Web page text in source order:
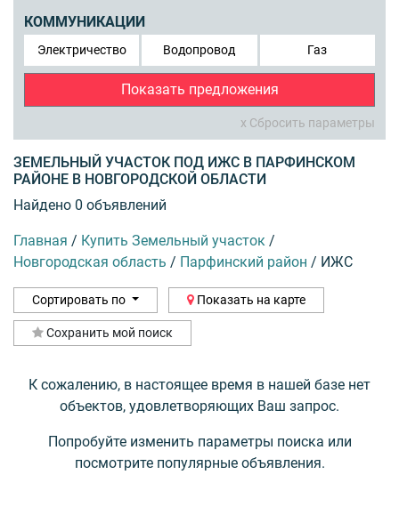
КОММУНИКАЦИИ
Электричество Водопровод Газ
Показать предложения
x Сбросить параметры
ЗЕМЕЛЬНЫЙ УЧАСТОК ПОД ИЖС В ПАРФИНСКОМ
РАЙОНЕ В НОВГОРОДСКОЙ ОБЛАСТИ
Найдено 0 объявлений
Главная / Купить Земельный участок /
Новгородская область / Парфинский район / ИЖС
Сортировать по Показать на карте
Сохранить мой поиск
К сожалению, в настоящее время в нашей базе нет
объектов, удовлетворяющих Ваш запрос.
Попробуйте изменить параметры поиска или
посмотрите популярные объявления.